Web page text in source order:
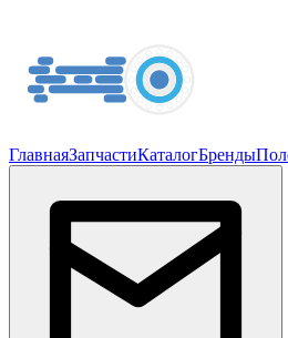
ГлавнаяЗапчастиКаталогБренды